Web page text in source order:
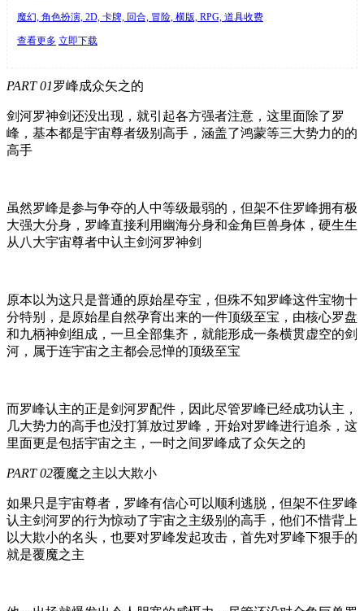
魔幻, 角色扮演, 2D, 卡牌, 回合, 冒险, 横版, RPG, 道具收费
查看更多 立即下载
PART 01罗峰成众矢之的
剑河罗神剑还没出现，就引起各方强者注意，这里面除了罗
峰，基本都是宇宙尊者级别高手，涵盖了鸿蒙等三大势力的的
高手
虽然罗峰是参与争夺的人中等级最弱的，但架不住罗峰拥有极
大强大分身，罗峰直接利用幽海分身和金角巨兽身体，硬生生
从八大宇宙尊者中认主剑河罗神剑
原本以为这只是普通的原始星夺宝，但殊不知罗峰这件宝物十
分特别，是原始星自然孕育出来的一件顶级至宝，由核心罗盘
和九柄神剑组成，一旦全部集齐，就能形成一条横贯虚空的剑
河，属于连宇宙之主都会忌惮的顶级至宝
而罗峰认主的正是剑河罗配件，因此尽管罗峰已经成功认主，
几大势力的高手也没打算放过罗峰，开始对罗峰进行追杀，这
里面更是包括宇宙之主，一时之间罗峰成了众矢之的
PART 02覆魔之主以大欺小
如果只是宇宙尊者，罗峰有信心可以顺利逃脱，但架不住罗峰
认主剑河罗的行为惊动了宇宙之主级别的高手，他们不惜背上
以大欺小的名头，也要对罗峰发起攻击，首先对罗峰下狠手的
就是覆魔之主